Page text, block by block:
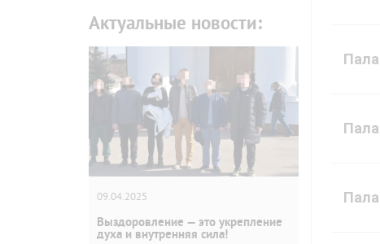
Актуальные новости:
09.04.2025
Выздоровление — это укрепление
духа и внутренняя сила!